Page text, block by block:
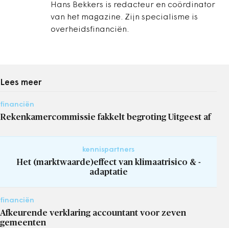
Hans Bekkers is redacteur en coördinator
van het magazine. Zijn specialisme is
overheidsfinanciën.
Lees meer
financiën
Rekenkamercommissie fakkelt begroting Uitgeest af
kennispartners
Het (marktwaarde)effect van klimaatrisico & -
adaptatie
financiën
Afkeurende verklaring accountant voor zeven
gemeenten